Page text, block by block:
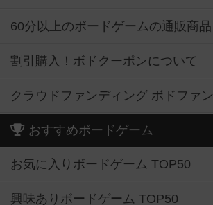
60分以上のボードゲームの通販商品
割引購入！ボドクーポンについて
クラウドファンディング ボドファン
おすすめボードゲーム
お気に入りボードゲーム TOP50
興味ありボードゲーム TOP50